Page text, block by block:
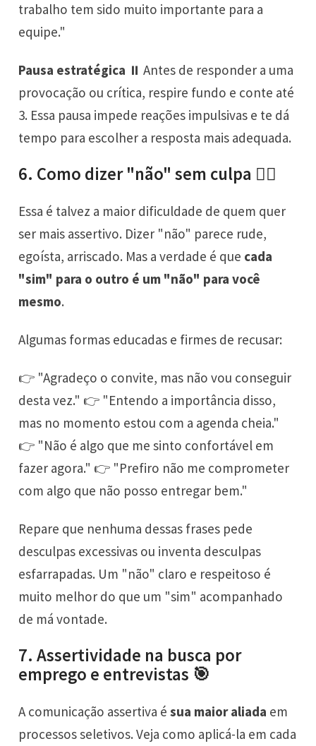
trabalho tem sido muito importante para a
equipe."
Pausa estratégica ⏸️ Antes de responder a uma
provocação ou crítica, respire fundo e conte até
3. Essa pausa impede reações impulsivas e te dá
tempo para escolher a resposta mais adequada.
6. Como dizer "não" sem culpa 🙅‍♂️
Essa é talvez a maior dificuldade de quem quer
ser mais assertivo. Dizer "não" parece rude,
egoísta, arriscado. Mas a verdade é que cada
"sim" para o outro é um "não" para você
mesmo.
Algumas formas educadas e firmes de recusar:
👉 "Agradeço o convite, mas não vou conseguir
desta vez." 👉 "Entendo a importância disso,
mas no momento estou com a agenda cheia."
👉 "Não é algo que me sinto confortável em
fazer agora." 👉 "Prefiro não me comprometer
com algo que não posso entregar bem."
Repare que nenhuma dessas frases pede
desculpas excessivas ou inventa desculpas
esfarrapadas. Um "não" claro e respeitoso é
muito melhor do que um "sim" acompanhado
de má vontade.
7. Assertividade na busca por
emprego e entrevistas 🎯
A comunicação assertiva ésua maior aliada em
processos seletivos. Veja como aplicá-la em cada